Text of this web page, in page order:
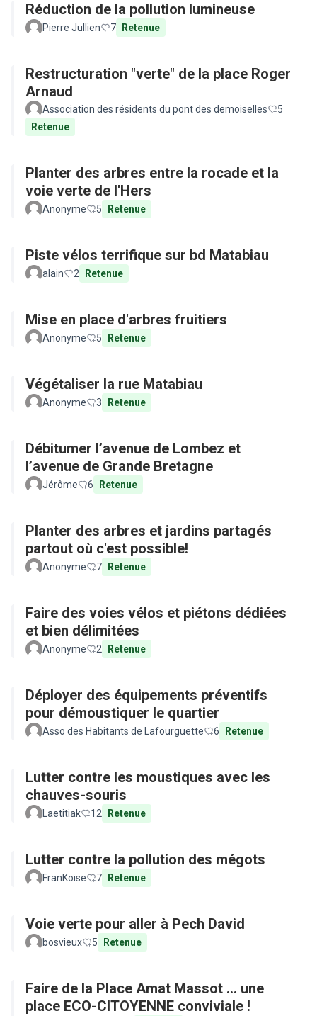
Réduction de la pollution lumineuse
Pierre Jullien 7 Retenue
Restructuration "verte" de la place Roger
Arnaud
Association des résidents du pont des demoiselles
5
Retenue
Planter des arbres entre la rocade et la
voie verte de l'Hers
Anonyme 5 Retenue
Piste vélos terrifique sur bd Matabiau
alain 2 Retenue
Mise en place d'arbres fruitiers
Anonyme 5 Retenue
Végétaliser la rue Matabiau
Anonyme 3 Retenue
Débitumer l’avenue de Lombez et
l’avenue de Grande Bretagne
Jérôme 6 Retenue
Planter des arbres et jardins partagés
partout où c'est possible!
Anonyme 7 Retenue
Faire des voies vélos et piétons dédiées
et bien délimitées
Anonyme 2 Retenue
Déployer des équipements préventifs
pour démoustiquer le quartier
Asso des Habitants de Lafourguette 6 Retenue
Lutter contre les moustiques avec les
chauves-souris
Laetitiak 12 Retenue
Lutter contre la pollution des mégots
FranKoise 7 Retenue
Voie verte pour aller à Pech David
bosvieux 5 Retenue
Faire de la Place Amat Massot ... une
place ECO-CITOYENNE conviviale !